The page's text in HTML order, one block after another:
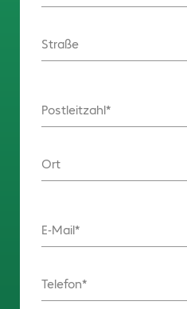
Straße
Postleitzahl
Ort
E-Mail
Telefon